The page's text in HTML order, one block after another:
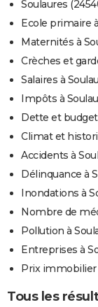
Soulaures
Ecole primaire
Maternités à
Crèches et
Salaires à
Impôts à
Dette et
Climat et
Accidents à
Délinquance à
Inondations à
Nombre de
Pollution à
Entreprises à
Prix immobilier
Tous les